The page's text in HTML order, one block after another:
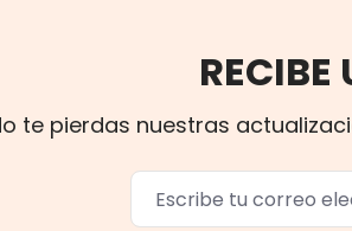
RECIBE
te pierdas nuestras